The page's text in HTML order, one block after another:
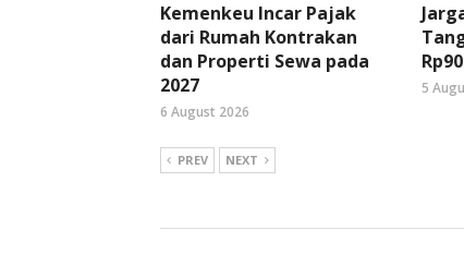
Kemenkeu Incar Pajak
dari Rumah Kontrakan
dan Properti Sewa pada
2027
6 August 2026
5
PREV NEXT